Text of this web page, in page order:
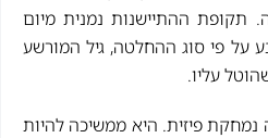
ההתיישנות נמנית מיום
על פי סוג ההחלטה, גיל המורשע
עליו.
נמחקת פיזית. היא ממשיכה להיות